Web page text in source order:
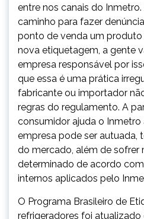
entre nos canais do
caminho para fazer
ponto de venda um
nova etiquetagem, a gente
empresa responsável por
que essa é uma prática
fabricante ou importador
regras do regulamento. A
consumidor ajuda o Inmetro
empresa pode ser autuada,
do mercado, além de sofrer
determinado de acordo
internos aplicados pelo
O Programa Brasileiro de
refrigeradores foi atualizado